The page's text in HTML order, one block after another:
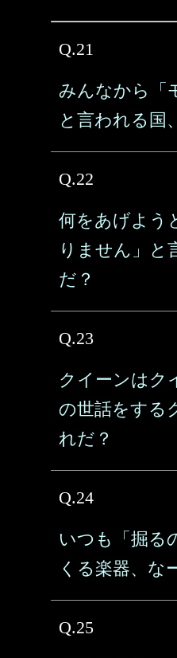
Q.21
みんなから「
と言われる国
Q.22
何をあげよう
りません」と
だ？
Q.23
クイーンはク
の世話をする
れだ？
Q.24
いつも「掘る
くる楽器、な
Q.25